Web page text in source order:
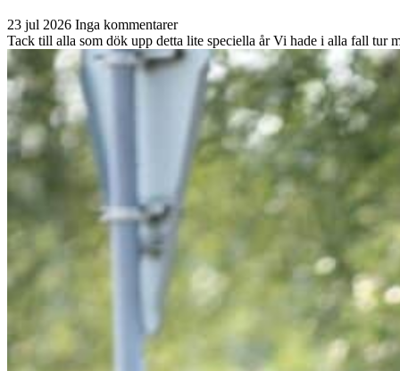
23 jul 2026 Inga kommentarer
Tack till alla som dök upp detta lite speciella år Vi hade i alla fall